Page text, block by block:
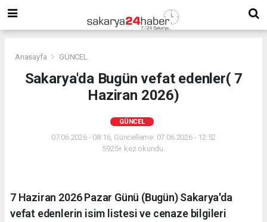
Anasayfa GÜNCEL
Sakarya'da Bugün vefat edenler( 7
Haziran 2026)
GÜNCEL
07.06.2026 - 08:16, Güncelleme: 07.06.2026 - 12:52
5925+ kez okundu.
7 Haziran 2026 Pazar Günü (Bugün) Sakarya'da
vefat edenlerin isim listesi ve cenaze bilgileri